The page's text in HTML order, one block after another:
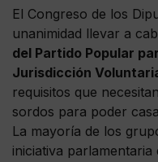
El Congreso de los
unanimidad llevar a
del Partido Popular
Jurisdicción
requisitos que
sordos para poder
La mayoría de los
iniciativa